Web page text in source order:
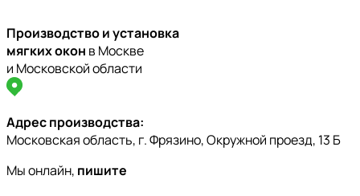
Производство и установка
мягких окон в Москве
и Московской области
Адрес производства:
Московская область, г. Фрязино, Окружной проезд, 13 Б
Мы онлайн, пишите